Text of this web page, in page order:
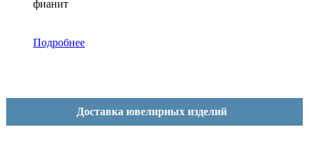
фианит
Подробнее
Доставка ювелирных изделий